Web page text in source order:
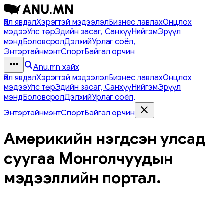
Үйл явдалХэрэгтэй мэдээлэлБизнес лавлахОнцлох
мэдээУлс төрЭдийн засаг, СанхүүНийгэмЭрүүл
мэндБоловсролДэлхийУрлаг соёл,
ЭнтэртайнмэнтСпортБайгал орчин
Anu.mn хайх
Үйл явдалХэрэгтэй мэдээлэлБизнес лавлахОнцлох
мэдээУлс төрЭдийн засаг, СанхүүНийгэмЭрүүл
мэндБоловсролДэлхийУрлаг соёл,
ЭнтэртайнмэнтСпортБайгал орчин
Америкийн нэгдсэн улсад
суугаа Монголчуудын
мэдээллийн портал.